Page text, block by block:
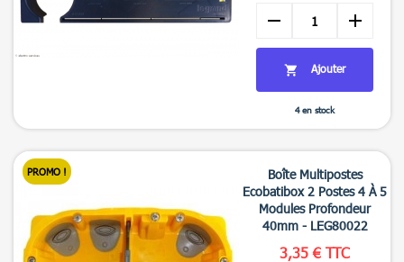

remove add
 Ajouter
4 en stock
Boîte Multipostes
Ecobatibox 2 Postes 4 À 5
Modules Profondeur
40mm - LEG80022
3,35 € TTC
PROMO !